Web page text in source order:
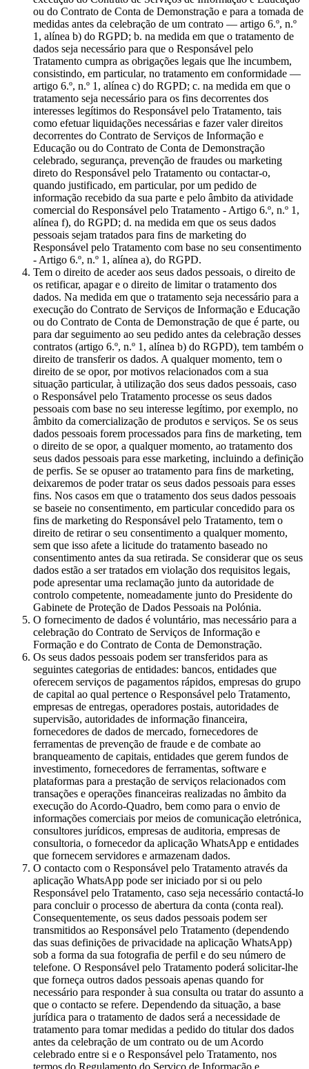
ou do Contrato de Conta de Demonstração e para a tomada de
medidas antes da celebração de um contrato — artigo 6.º, n.º
1, alínea b) do RGPD; b. na medida em que o tratamento de
dados seja necessário para que o Responsável pelo
Tratamento cumpra as obrigações legais que lhe incumbem,
consistindo, em particular, no tratamento em conformidade —
artigo 6.º, n.º 1, alínea c) do RGPD; c. na medida em que o
tratamento seja necessário para os fins decorrentes dos
interesses legítimos do Responsável pelo Tratamento, tais
como efetuar liquidações necessárias e fazer valer direitos
decorrentes do Contrato de Serviços de Informação e
Educação ou do Contrato de Conta de Demonstração
celebrado, segurança, prevenção de fraudes ou marketing
direto do Responsável pelo Tratamento ou contactar-o,
quando justificado, em particular, por um pedido de
informação recebido da sua parte e pelo âmbito da atividade
comercial do Responsável pelo Tratamento - Artigo 6.º, n.º 1,
alínea f), do RGPD; d. na medida em que os seus dados
pessoais sejam tratados para fins de marketing do
Responsável pelo Tratamento com base no seu consentimento
- Artigo 6.º, n.º 1, alínea a), do RGPD.
Tem o direito de aceder aos seus dados pessoais, o direito de
os retificar, apagar e o direito de limitar o tratamento dos
dados. Na medida em que o tratamento seja necessário para a
execução do Contrato de Serviços de Informação e Educação
ou do Contrato de Conta de Demonstração de que é parte, ou
para dar seguimento ao seu pedido antes da celebração desses
contratos (artigo 6.º, n.º 1, alínea b) do RGPD), tem também o
direito de transferir os dados. A qualquer momento, tem o
direito de se opor, por motivos relacionados com a sua
situação particular, à utilização dos seus dados pessoais, caso
o Responsável pelo Tratamento processe os seus dados
pessoais com base no seu interesse legítimo, por exemplo, no
âmbito da comercialização de produtos e serviços. Se os seus
dados pessoais forem processados para fins de marketing, tem
o direito de se opor, a qualquer momento, ao tratamento dos
seus dados pessoais para esse marketing, incluindo a definição
de perfis. Se se opuser ao tratamento para fins de marketing,
deixaremos de poder tratar os seus dados pessoais para esses
fins. Nos casos em que o tratamento dos seus dados pessoais
se baseie no consentimento, em particular concedido para os
fins de marketing do Responsável pelo Tratamento, tem o
direito de retirar o seu consentimento a qualquer momento,
sem que isso afete a licitude do tratamento baseado no
consentimento antes da sua retirada. Se considerar que os seus
dados estão a ser tratados em violação dos requisitos legais,
pode apresentar uma reclamação junto da autoridade de
controlo competente, nomeadamente junto do Presidente do
Gabinete de Proteção de Dados Pessoais na Polónia.
O fornecimento de dados é voluntário, mas necessário para a
celebração do Contrato de Serviços de Informação e
Formação e do Contrato de Conta de Demonstração.
Os seus dados pessoais podem ser transferidos para as
seguintes categorias de entidades: bancos, entidades que
oferecem serviços de pagamentos rápidos, empresas do grupo
de capital ao qual pertence o Responsável pelo Tratamento,
empresas de entregas, operadores postais, autoridades de
supervisão, autoridades de informação financeira,
fornecedores de dados de mercado, fornecedores de
ferramentas de prevenção de fraude e de combate ao
branqueamento de capitais, entidades que gerem fundos de
investimento, fornecedores de ferramentas, software e
plataformas para a prestação de serviços relacionados com
transações e operações financeiras realizadas no âmbito da
execução do Acordo-Quadro, bem como para o envio de
informações comerciais por meios de comunicação eletrónica,
consultores jurídicos, empresas de auditoria, empresas de
consultoria, o fornecedor da aplicação WhatsApp e entidades
que fornecem servidores e armazenam dados.
O contacto com o Responsável pelo Tratamento através da
aplicação WhatsApp pode ser iniciado por si ou pelo
Responsável pelo Tratamento, caso seja necessário contactá-lo
para concluir o processo de abertura da conta (conta real).
Consequentemente, os seus dados pessoais podem ser
transmitidos ao Responsável pelo Tratamento (dependendo
das suas definições de privacidade na aplicação WhatsApp)
sob a forma da sua fotografia de perfil e do seu número de
telefone. O Responsável pelo Tratamento poderá solicitar-lhe
que forneça outros dados pessoais apenas quando for
necessário para responder à sua consulta ou tratar do assunto a
que o contacto se refere. Dependendo da situação, a base
jurídica para o tratamento de dados será a necessidade de
tratamento para tomar medidas a pedido do titular dos dados
antes da celebração de um contrato ou de um Acordo
celebrado entre si e o Responsável pelo Tratamento, nos
termos do Regulamento do Serviço de Informação e